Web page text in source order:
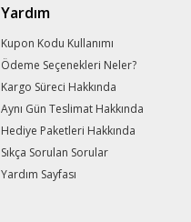
Yardım
Kupon Kodu Kullanımı
Ödeme Seçenekleri Neler?
Kargo Süreci Hakkında
Aynı Gün Teslimat Hakkında
Hediye Paketleri Hakkında
Sıkça Sorulan Sorular
Yardım Sayfası